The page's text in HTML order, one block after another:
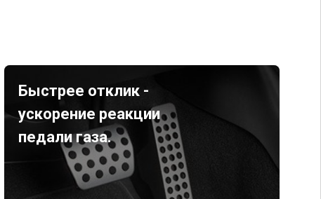
Быстрее отклик -
ускорение реакции
педали газа.